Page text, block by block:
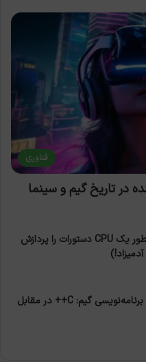
فناوری
در تاریخ گیم و سینما
معماری رایانه: چطور یک CPU دستورات را پردازش
مقایسه زبان‌های برنامه‌نویسی گیم: C++ در مقابل